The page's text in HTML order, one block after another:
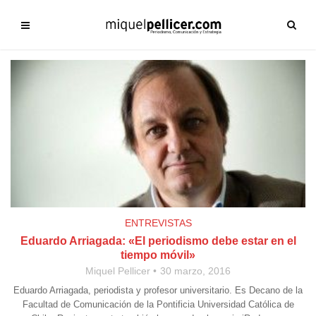
ENTREVISTAS
Eduardo Arriagada: «El periodismo debe estar en el
tiempo móvil»
Miquel Pellicer 30 marzo, 2016
Eduardo Arriagada, periodista y profesor universitario. Es Decano de la
Facultad de Comunicación de la Pontificia Universidad Católica de